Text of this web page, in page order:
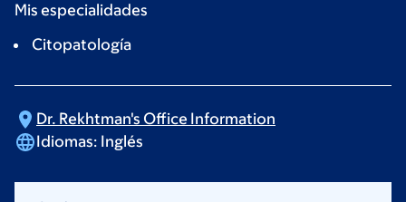
Mis especialidades
Citopatología
Dr. Rekhtman's Office Information
Idiomas: Inglés